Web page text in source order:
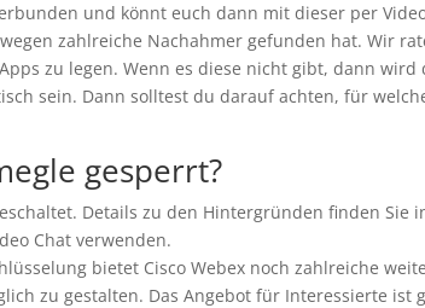
und könnt euch dann mit dieser per
zahlreiche Nachahmer gefunden hat. Wir
zu legen. Wenn es diese nicht gibt, dann
sein. Dann solltest du darauf achten, für
gesperrt?
Details zu den Hintergründen finden Sie
Chat verwenden.
bietet Cisco Webex noch zahlreiche
zu gestalten. Das Angebot für Interessierte ist